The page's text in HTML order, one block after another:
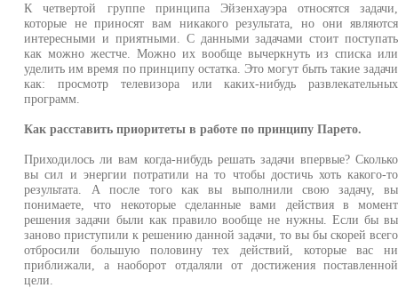
К четвертой группе принципа Эйзенхауэра относятся задачи,
которые не приносят вам никакого результата, но они являются
интересными и приятными. С данными задачами стоит поступать
как можно жестче. Можно их вообще вычеркнуть из списка или
уделить им время по принципу остатка. Это могут быть такие задачи
как: просмотр телевизора или каких-нибудь развлекательных
программ.
Как расставить приоритеты в работе по принципу Парето.
Приходилось ли вам когда-нибудь решать задачи впервые? Сколько
вы сил и энергии потратили на то чтобы достичь хоть какого-то
результата. А после того как вы выполнили свою задачу, вы
понимаете, что некоторые сделанные вами действия в момент
решения задачи были как правило вообще не нужны. Если бы вы
заново приступили к решению данной задачи, то вы бы скорей всего
отбросили большую половину тех действий, которые вас ни
приближали, а наоборот отдаляли от достижения поставленной
цели.